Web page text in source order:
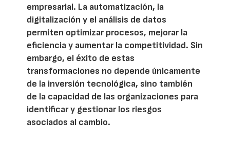
empresarial. La automatización, la
digitalización y el análisis de datos
permiten optimizar procesos, mejorar la
eficiencia y aumentar la competitividad. Sin
embargo, el éxito de estas
transformaciones no depende únicamente
de la inversión tecnológica, sino también
de la capacidad de las organizaciones para
identificar y gestionar los riesgos
asociados al cambio.